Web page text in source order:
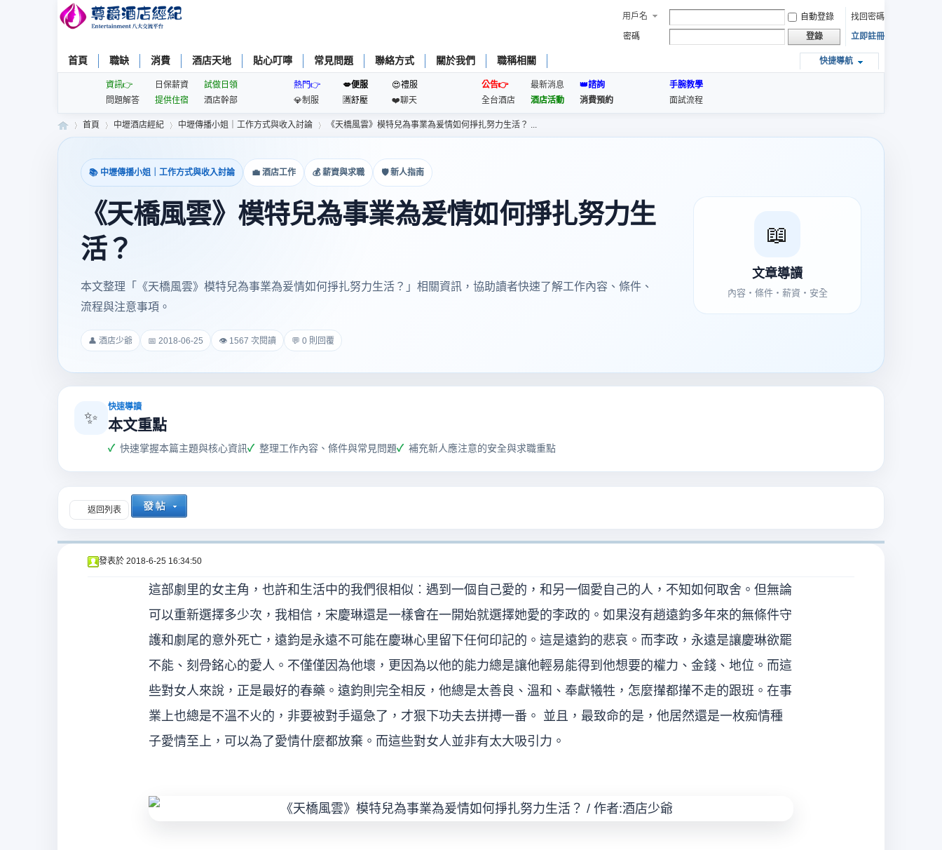
用戶名 自動登錄
找回密碼
密碼
登錄 立即註冊
快捷導航
首頁 職缺 消費 酒店天地 貼心叮嚀 常見問題 聯絡方式 關於我們 職稱相關
資訊👉 日保薪資
試做日領
問題解答
提供住宿 酒店幹部
熱門👉 💋便服
😍禮服
💎制服
🈵️舒壓 ❤️聊天
公告👉 最新消息
👑諮詢
全台酒店
酒店活動 消費預約
手腕教學
面試流程
酒
首頁
›
中壢酒店經紀
›
中壢傳播小姐｜工作方式與收入討論
›
《天橋風雲》模特兒為事業為爰情如何掙扎努力生活？ ...
📚 中壢傳播小姐｜工作方式與收入討論 💼 酒店工作 💰 薪資與求職 🛡 新人指南
《天橋風雲》模特兒為事業為爰情如何掙扎努力生
活？
本文整理「《天橋風雲》模特兒為事業為爰情如何掙扎努力生活？」相關資訊，協助讀者快速了解工作內容、條件、
流程與注意事項。
👤 酒店少爺 📅 2018-06-25 👁 1567 次閱讀 💬 0 則回覆
📖
文章導讀
內容・條件・薪資・安全
✨
快速導讀
本文重點
快速掌握本篇主題與核心資訊 整理工作內容、條件與常見問題 補充新人應注意的安全與求職重點
返回列表
發表於 2018-6-25 16:34:50
這部劇里的女主角，也許和生活中的我們很相似︰遇到一個自己愛的，和另一個愛自己的人，不知如何取舍。但無論
可以重新選擇多少次，我相信，宋慶琳還是一樣會在一開始就選擇她愛的李政的。如果沒有趙遠鈞多年來的無條件守
護和劇尾的意外死亡，遠鈞是永遠不可能在慶琳心里留下任何印記的。這是遠鈞的悲哀。而李政，永遠是讓慶琳欲罷
不能、刻骨銘心的愛人。不僅僅因為他壞，更因為以他的能力總是讓他輕易能得到他想要的權力、金錢、地位。而這
些對女人來說，正是最好的春藥。遠鈞則完全相反，他總是太善良、溫和、奉獻犧牲，怎麼攆都攆不走的跟班。在事
業上也總是不溫不火的，非要被對手逼急了，才狠下功夫去拼搏一番。 並且，最致命的是，他居然還是一枚痴情種
子愛情至上，可以為了愛情什麼都放棄。而這些對女人並非有太大吸引力。